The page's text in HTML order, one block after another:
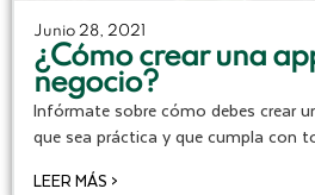
Junio 28, 2021
¿Cómo crear una
negocio?
Infórmate sobre cómo debes crear
que sea práctica y que cumpla con
LEER MÁS >